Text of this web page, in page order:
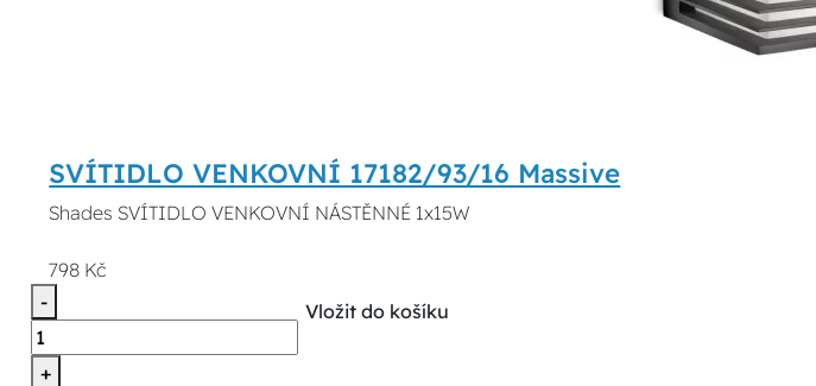
SVÍTIDLO VENKOVNÍ 17182/93/16 Massive
Shades SVÍTIDLO VENKOVNÍ NÁSTĚNNÉ 1x15W
798 Kč
-
+
Vložit do košíku